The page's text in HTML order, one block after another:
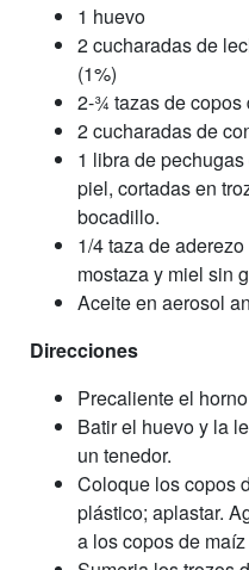
1 huevo
2 cucharadas de
(1%)
2-3⁄4 tazas de
2 cucharadas de
1 libra de
piel, cortadas en
bocadillo.
1/4 taza de
mostaza y miel sin
Aceite en aerosol
Direcciones
Precaliente el horno
Batir el huevo y la
un tenedor.
Coloque los copos
plástico; aplastar.
a los copos de